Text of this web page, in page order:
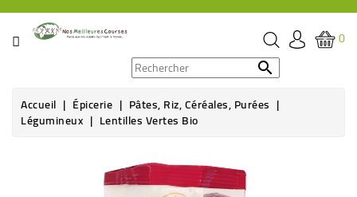
CATÉGORIE
ÉPICERIE
0

Accueil Épicerie Pâtes, Riz, Céréales, Purées
Légumineux Lentilles Vertes Bio